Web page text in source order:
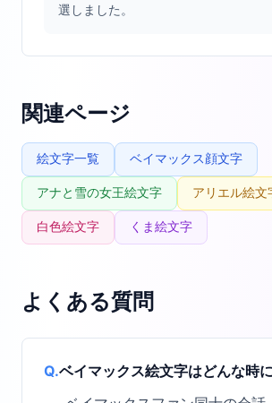
選しました。
関連ページ
絵文字一覧 ベイマックス顔文字
アナと雪の女王絵文字 アリエル絵文
白色絵文字 くま絵文字
よくある質問
Q.ベイマックス絵文字はどんな時